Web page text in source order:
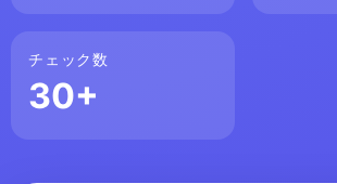
チェック数
30+